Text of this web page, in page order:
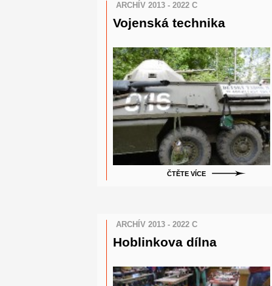
ARCHÍV 2013 - 2022 C
Vojenská technika
ČTĚTE VÍCE
ARCHÍV 2013 - 2022 C
Hoblinkova dílna